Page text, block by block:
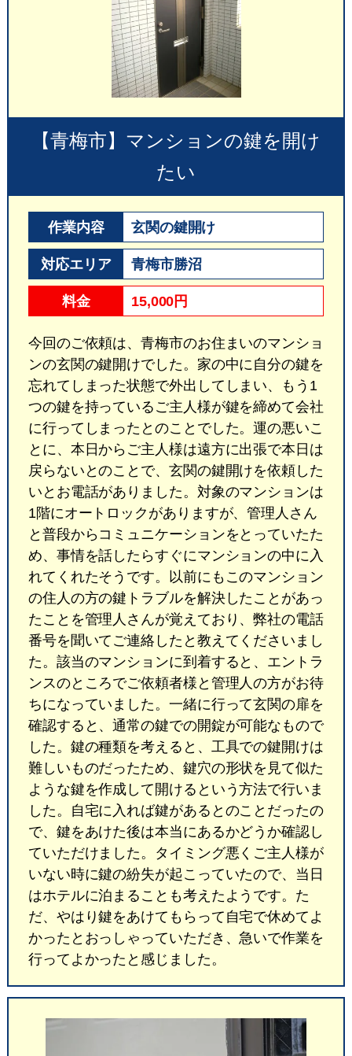
【青梅市】マンションの鍵を開け
たい
作業内容 玄関の鍵開け
対応エリア 青梅市勝沼
料金 15,000円
今回のご依頼は、青梅市のお住まいのマンショ
ンの玄関の鍵開けでした。家の中に自分の鍵を
忘れてしまった状態で外出してしまい、もう1
つの鍵を持っているご主人様が鍵を締めて会社
に行ってしまったとのことでした。運の悪いこ
とに、本日からご主人様は遠方に出張で本日は
戻らないとのことで、玄関の鍵開けを依頼した
いとお電話がありました。対象のマンションは
1階にオートロックがありますが、管理人さん
と普段からコミュニケーションをとっていたた
め、事情を話したらすぐにマンションの中に入
れてくれたそうです。以前にもこのマンション
の住人の方の鍵トラブルを解決したことがあっ
たことを管理人さんが覚えており、弊社の電話
番号を聞いてご連絡したと教えてくださいまし
た。該当のマンションに到着すると、エントラ
ンスのところでご依頼者様と管理人の方がお待
ちになっていました。一緒に行って玄関の扉を
確認すると、通常の鍵での開錠が可能なもので
した。鍵の種類を考えると、工具での鍵開けは
難しいものだったため、鍵穴の形状を見て似た
ような鍵を作成して開けるという方法で行いま
した。自宅に入れば鍵があるとのことだったの
で、鍵をあけた後は本当にあるかどうか確認し
ていただけました。タイミング悪くご主人様が
いない時に鍵の紛失が起こっていたので、当日
はホテルに泊まることも考えたようです。た
だ、やはり鍵をあけてもらって自宅で休めてよ
かったとおっしゃっていただき、急いで作業を
行ってよかったと感じました。